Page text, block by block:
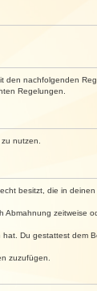
den nachfolgenden
Regelungen.
nutzen.
besitzt, die in
zeitweise
Du gestattest dem
zuzufügen.